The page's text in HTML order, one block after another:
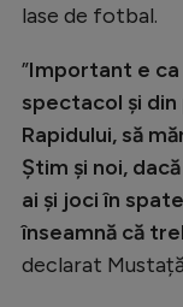
lase de fotbal.
”Important e ca
spectacol și
Rapidului, să
Știm și noi,
ai și joci în
înseamnă că
declarat